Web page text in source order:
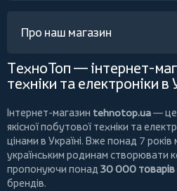
Про наш магазин
ТехноТоп — інтернет-
техніки та електроніки в
Інтернет-магазин tehnotop.ua— це
якісної побутової техніки та
цінами в Україні. Вже понад 7
українським родинам створювати
пропонуючи понад 30 000 товарів
брендів.